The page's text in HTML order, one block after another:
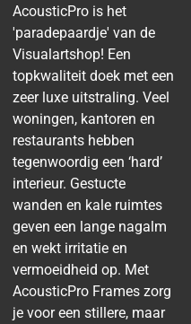
AcousticPro is het
'paradepaardje' van de
Visualartshop! Een
topkwaliteit doek met een
zeer luxe uitstraling. Veel
woningen, kantoren en
restaurants hebben
tegenwoordig een ‘hard’
interieur. Gestucte
wanden en kale ruimtes
geven een lange nagalm
en wekt irritatie en
vermoeidheid op. Met
AcousticPro Frames zorg
je voor een stillere, maar